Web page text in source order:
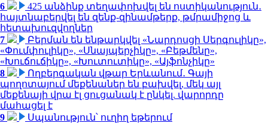
6
425 անձինք տեղափոխվել են ոստիկանություն․
հայտնաբերվել են զենք-զինամթերք, թմրամիջոց և
հետախուզվողներ
7
Բերման են ենթարկվել «Նարդոսցի Սերգուլիկը»,
«Փումփուլիկը», «Սնայպերչիկը», «Բեթմենը»,
«Խուճուճիկը», «Խուտուտիկը», «Այֆոնչիկը»
8
Ողբերգական վթար Երևանում․ Գայի
պողոտայում մեքենաներ են բախվել, մեկ այլ
մեքենայի վրա էլ ցուցանակ է ընկել. վարորդը
մահացել է
9
Սպանություն՝ ուղիղ եթերում